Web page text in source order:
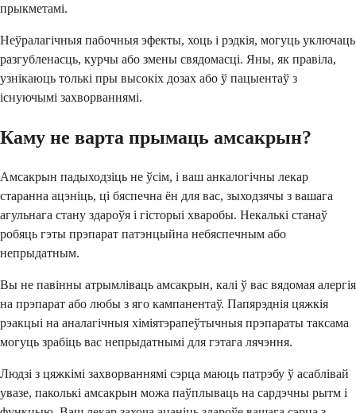
прыкметамі.
Неўралагічныя пабочныя эфекты, хоць і рэдкія, могуць уключаць
разгубленасць, курчы або змены свядомасці. Яны, як правіла,
узнікаюць толькі пры высокіх дозах або ў пацыентаў з
існуючымі захворваннямі.
Каму не варта прымаць амсакрын?
Амсакрын падыходзіць не ўсім, і ваш анкалогічны лекар
старанна ацэніць, ці бяспечна ён для вас, зыходзячы з вашага
агульнага стану здароўя і гісторыі хваробы. Некалькі станаў
робяць гэты прэпарат патэнцыйна небяспечным або
непрыдатным.
Вы не павінны атрымліваць амсакрын, калі ў вас вядомая алергія
на прэпарат або любы з яго кампанентаў. Папярэднія цяжкія
рэакцыі на аналагічныя хіміятэрапеўтычныя прэпараты таксама
могуць зрабіць вас непрыдатнымі для гэтага лячэння.
Людзі з цяжкімі захворваннямі сэрца маюць патрэбу ў асаблівай
увазе, паколькі амсакрын можа паўплываць на сардэчны рытм і